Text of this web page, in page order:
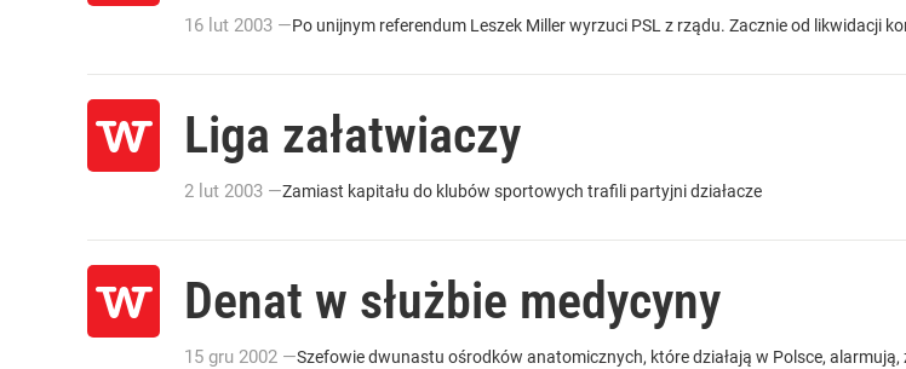
16 lut 2003 —Po unijnym referendum Leszek Miller wyrzuci PSL z rządu. Zacznie od likwidacji
Liga załatwiaczy
2 lut 2003 —Zamiast kapitału do klubów sportowych trafili partyjni działacze
Denat w służbie medycyny
15 gru 2002 —Szefowie dwunastu ośrodków anatomicznych, które działają w Polsce,